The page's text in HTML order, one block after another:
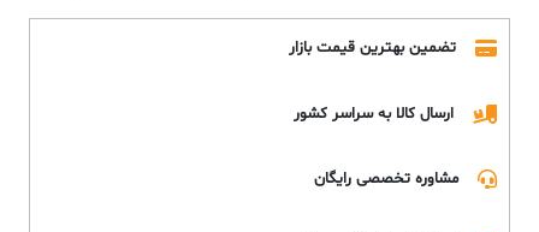
تضمین بهترین قیمت بازار
ارسال کالا به سراسر کشور
مشاوره تخصصی رایگان